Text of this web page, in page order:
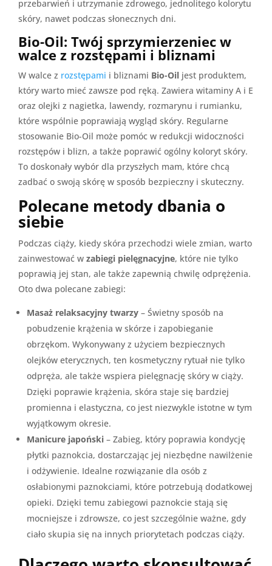
przebarwień i utrzymanie zdrowego, jednolitego kolorytu
skóry, nawet podczas słonecznych dni.
Bio-Oil: Twój sprzymierzeniec w
walce z rozstępami i bliznami
W walce z rozstępami i bliznami Bio-Oil jest produktem,
który warto mieć zawsze pod ręką. Zawiera witaminy A i E
oraz olejki z nagietka, lawendy, rozmarynu i rumianku,
które wspólnie poprawiają wygląd skóry. Regularne
stosowanie Bio-Oil może pomóc w redukcji widoczności
rozstępów i blizn, a także poprawić ogólny koloryt skóry.
To doskonały wybór dla przyszłych mam, które chcą
zadbać o swoją skórę w sposób bezpieczny i skuteczny.
Polecane metody dbania o
siebie
Podczas ciąży, kiedy skóra przechodzi wiele zmian, warto
zainwestować w zabiegi pielęgnacyjne, które nie tylko
poprawią jej stan, ale także zapewnią chwilę odprężenia.
Oto dwa polecane zabiegi:
Masaż relaksacyjny twarzy – Świetny sposób na
pobudzenie krążenia w skórze i zapobieganie
obrzękom. Wykonywany z użyciem bezpiecznych
olejków eterycznych, ten kosmetyczny rytuał nie tylko
odpręża, ale także wspiera pielęgnację skóry w ciąży.
Dzięki poprawie krążenia, skóra staje się bardziej
promienna i elastyczna, co jest niezwykle istotne w tym
wyjątkowym okresie.
Manicure japoński – Zabieg, który poprawia kondycję
płytki paznokcia, dostarczając jej niezbędne nawilżenie
i odżywienie. Idealne rozwiązanie dla osób z
osłabionymi paznokciami, które potrzebują dodatkowej
opieki. Dzięki temu zabiegowi paznokcie stają się
mocniejsze i zdrowsze, co jest szczególnie ważne, gdy
ciało skupia się na innych priorytetach podczas ciąży.